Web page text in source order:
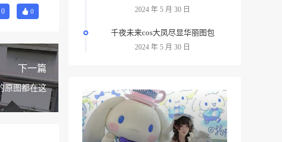
0 0
下一篇
原图都在这
2024 年 5 月 30 日
千夜未来cos大凤尽显华丽图包
2024 年 5 月 30 日